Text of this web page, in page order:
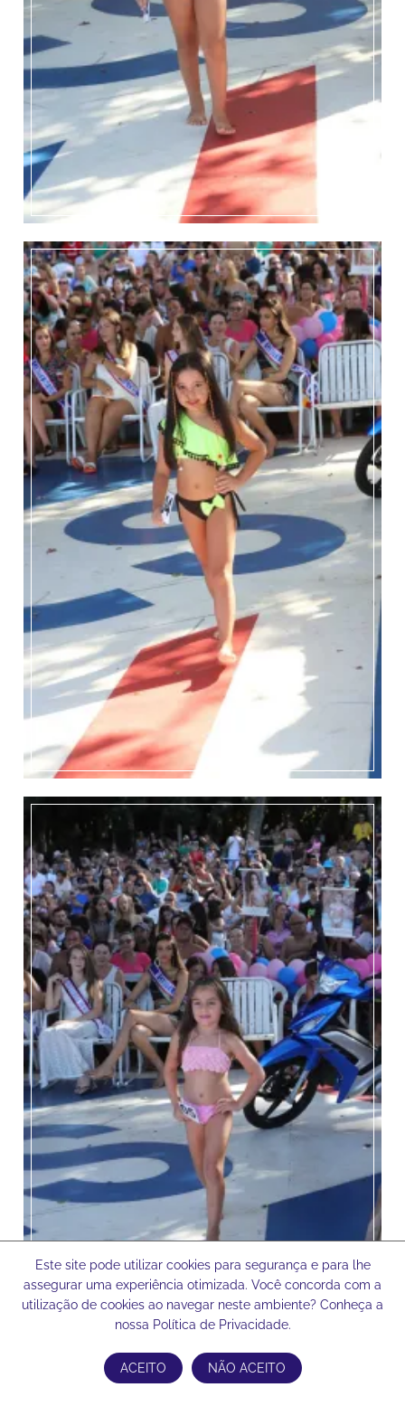
Este site pode utilizar cookies para segurança e para lhe
assegurar uma experiência otimizada. Você concorda com a
utilização de cookies ao navegar neste ambiente? Conheça a
nossa Política de Privacidade.
ACEITO NÃO ACEITO